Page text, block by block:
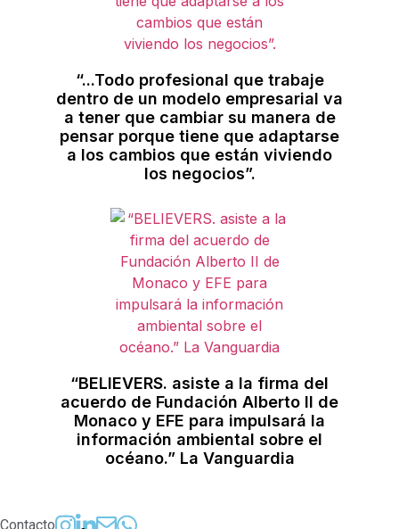
“...Todo profesional que trabaje
dentro de un modelo empresarial va
a tener que cambiar su manera de
pensar porque tiene que adaptarse
a los cambios que están viviendo
los negocios”.
“BELIEVERS. asiste a la firma del
acuerdo de Fundación Alberto II de
Monaco y EFE para impulsará la
información ambiental sobre el
océano.” La Vanguardia
Contacto